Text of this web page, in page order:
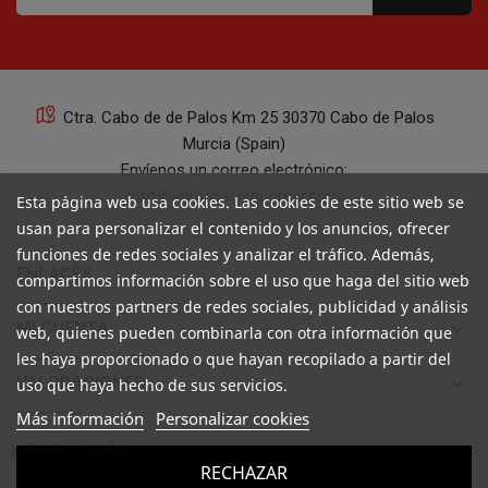
Ctra. Cabo de de Palos Km 25 30370 Cabo de Palos
Murcia (Spain)
Envíenos un correo electrónico:
info@yourspanishcorner.com
+34 647 29 98 21 de 9 a 14:30
ENLACES keyboard_arrow_down
MI CUENTA keyboard_arrow_down
VALORACIONES
INFORMACIÓN 
Esta página web usa cookies. Las cookies de este sitio web se
usan para personalizar el contenido y los anuncios, ofrecer
funciones de redes sociales y analizar el tráfico. Además,
compartimos información sobre el uso que haga del sitio web
con nuestros partners de redes sociales, publicidad y análisis
web, quienes pueden combinarla con otra información que
les haya proporcionado o que hayan recopilado a partir del
uso que haya hecho de sus servicios.
Más información Personalizar cookies
RECHAZAR